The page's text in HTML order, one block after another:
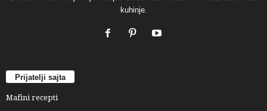
kuhinje.
Prijatelji sajta
Mafini recepti